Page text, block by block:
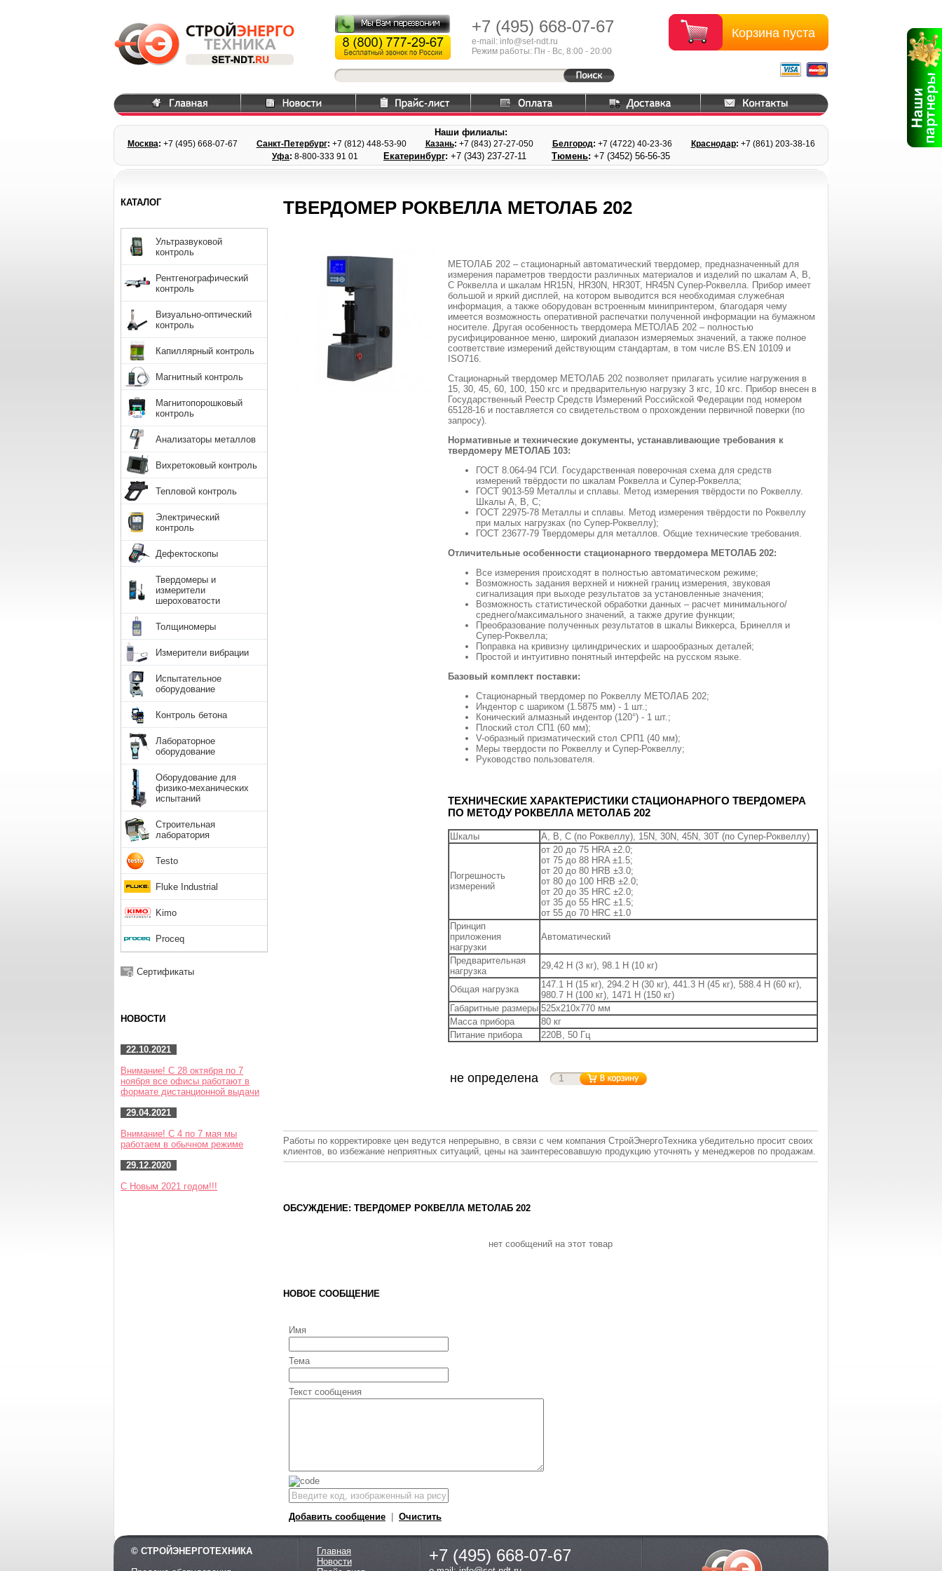
Корзина пуста
+7 (495) 668-07-67
e-mail: info@set-ndt.ru
Режим работы: Пн - Вс, 8:00 - 20:00
Наши филиалы:
Москва: +7 (495) 668-07-67 Санкт-Петербург: +7 (812) 448-53-90 Казань: +7 (843) 27-27-050 Белгород: +7 (4722) 40-23-36 Краснодар: +7 (861) 203-38-16
Уфа: 8-800-333 91 01 Екатеринбург: +7 (343) 237-27-11 Тюмень: +7 (3452) 56-56-35
ТВЕРДОМЕР РОКВЕЛЛА МЕТОЛАБ 202
МЕТОЛАБ 202 – стационарный автоматический твердомер, предназначенный для
измерения параметров твердости различных материалов и изделий по шкалам A, B,
C Роквелла и шкалам HR15N, HR30N, HR30T, HR45N Супер-Роквелла. Прибор имеет
большой и яркий дисплей, на котором выводится вся необходимая служебная
информация, а также оборудован встроенным минипринтером, благодаря чему
имеется возможность оперативной распечатки полученной информации на бумажном
носителе. Другая особенность твердомера МЕТОЛАБ 202 – полностью
русифицированное меню, широкий диапазон измеряемых значений, а также полное
соответствие измерений действующим стандартам, в том числе BS.EN 10109 и
ISO716.
Стационарный твердомер МЕТОЛАБ 202 позволяет прилагать усилие нагружения в
15, 30, 45, 60, 100, 150 кгс и предварительную нагрузку 3 кгс, 10 кгс. Прибор внесен в
Государственный Реестр Средств Измерений Российской Федерации под номером
65128-16 и поставляется со свидетельством о прохождении первичной поверки (по
запросу).
Нормативные и технические документы, устанавливающие требования к
твердомеру МЕТОЛАБ 103:
ГОСТ 8.064-94 ГСИ. Государственная поверочная схема для средств
измерений твёрдости по шкалам Роквелла и Супер-Роквелла;
ГОСТ 9013-59 Металлы и сплавы. Метод измерения твёрдости по Роквеллу.
Шкалы А, В, С;
ГОСТ 22975-78 Металлы и сплавы. Метод измерения твёрдости по Роквеллу
при малых нагрузках (по Супер-Роквеллу);
ГОСТ 23677-79 Твердомеры для металлов. Общие технические требования.
Отличительные особенности стационарного твердомера МЕТОЛАБ 202:
Все измерения происходят в полностью автоматическом режиме;
Возможность задания верхней и нижней границ измерения, звуковая
сигнализация при выходе результатов за установленные значения;
Возможность статистической обработки данных – расчет минимального/
среднего/максимального значений, а также другие функции;
Преобразование полученных результатов в шкалы Виккерса, Бринелля и
Супер-Роквелла;
Поправка на кривизну цилиндрических и шарообразных деталей;
Простой и интуитивно понятный интерфейс на русском языке.
Базовый комплект поставки:
Стационарный твердомер по Роквеллу МЕТОЛАБ 202;
Индентор с шариком (1.5875 мм) - 1 шт.;
Конический алмазный индентор (120°) - 1 шт.;
Плоский стол СП1 (60 мм);
V-образный призматический стол СРП1 (40 мм);
Меры твердости по Роквеллу и Супер-Роквеллу;
Руководство пользователя.
ТЕХНИЧЕСКИЕ ХАРАКТЕРИСТИКИ СТАЦИОНАРНОГО ТВЕРДОМЕРА
ПО МЕТОДУ РОКВЕЛЛА МЕТОЛАБ 202
Шкалы A, B, C (по Роквеллу), 15N, 30N, 45N, 30T (по Супер-Роквеллу)
Погрешность
измерений
от 20 до 75 HRA ±2.0;
от 75 до 88 HRA ±1.5;
от 20 до 80 HRB ±3.0;
от 80 до 100 HRB ±2.0;
от 20 до 35 HRC ±2.0;
от 35 до 55 HRC ±1.5;
от 55 до 70 HRC ±1.0
Принцип
приложения
нагрузки
Автоматический
Предварительная
нагрузка
29,42 Н (3 кг), 98.1 Н (10 кг)
Общая нагрузка
147.1 Н (15 кг), 294.2 Н (30 кг), 441.3 Н (45 кг), 588.4 Н (60 кг),
980.7 Н (100 кг), 1471 Н (150 кг)
Габаритные размеры 525х210х770 мм
Масса прибора
80 кг
Питание прибора
220В, 50 Гц
не определена
Работы по корректировке цен ведутся непрерывно, в связи с чем компания СтройЭнергоТехника убедительно просит своих
клиентов, во избежание неприятных ситуаций, цены на заинтересовавшую продукцию уточнять у менеджеров по продажам.
ОБСУЖДЕНИЕ: ТВЕРДОМЕР РОКВЕЛЛА МЕТОЛАБ 202
нет сообщений на этот товар
НОВОЕ СООБЩЕНИЕ
Имя
Тема
Текст сообщения
Добавить сообщение Очистить
КАТАЛОГ
Ультразвуковой
контроль
Рентгенографический
контроль
Визуально-оптический
контроль
Капиллярный контроль
Магнитный контроль
Магнитопорошковый
контроль
Анализаторы металлов
Вихретоковый контроль
Тепловой контроль
Электрический
контроль
Дефектоскопы
Твердомеры и
измерители
шероховатости
Толщиномеры
Измерители вибрации
Испытательное
оборудование
Контроль бетона
Лабораторное
оборудование
Оборудование для
физико-механических
испытаний
Строительная
лаборатория
Testo
Fluke Industrial
Kimo
Proceq
Сертификаты
НОВОСТИ
22.10.2021
Внимание! С 28 октября по 7
ноября все офисы работают в
формате дистанционной выдачи
29.04.2021
Внимание! С 4 по 7 мая мы
работаем в обычном режиме
29.12.2020
С Новым 2021 годом!!!
© СТРОЙЭНЕРГОТЕХНИКА
Главная
Новости
+7 (495) 668-07-67